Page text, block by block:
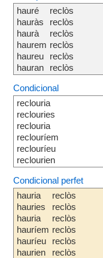
hauré
hauràs
haurà
haurem
haureu
hauran
reclòs
reclòs
reclòs
reclòs
reclòs
reclòs
Condicional
reclouria
reclouries
reclouria
reclouríem
reclouríeu
reclourien
Condicional perfet
hauria
hauries
hauria
hauríem
hauríeu
haurien
reclòs
reclòs
reclòs
reclòs
reclòs
reclòs